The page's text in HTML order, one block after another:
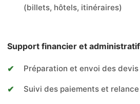
(billets, hôtels, itinéraires)
Support financier et administratif
Préparation et envoi des
Suivi des paiements et